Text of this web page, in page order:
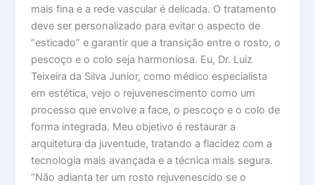
mais fina e a rede vascular é delicada. O tratamento
deve ser personalizado para evitar o aspecto de
“esticado” e garantir que a transição entre o rosto, o
pescoço e o colo seja harmoniosa. Eu, Dr. Luiz
Teixeira da Silva Junior, como médico especialista
em estética, vejo o rejuvenescimento como um
processo que envolve a face, o pescoço e o colo de
forma integrada. Meu objetivo é restaurar a
arquitetura da juventude, tratando a flacidez com a
tecnologia mais avançada e a técnica mais segura.
“Não adianta ter um rosto rejuvenescido se o